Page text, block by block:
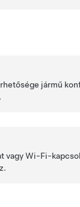
jármű
vagy Wi-Fi-